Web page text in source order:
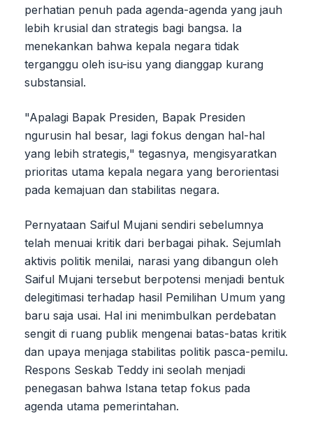
perhatian penuh pada agenda-agenda yang jauh
lebih krusial dan strategis bagi bangsa. Ia
menekankan bahwa kepala negara tidak
terganggu oleh isu-isu yang dianggap kurang
substansial.
"Apalagi Bapak Presiden, Bapak Presiden
ngurusin hal besar, lagi fokus dengan hal-hal
yang lebih strategis," tegasnya, mengisyaratkan
prioritas utama kepala negara yang berorientasi
pada kemajuan dan stabilitas negara.
Pernyataan Saiful Mujani sendiri sebelumnya
telah menuai kritik dari berbagai pihak. Sejumlah
aktivis politik menilai, narasi yang dibangun oleh
Saiful Mujani tersebut berpotensi menjadi bentuk
delegitimasi terhadap hasil Pemilihan Umum yang
baru saja usai. Hal ini menimbulkan perdebatan
sengit di ruang publik mengenai batas-batas kritik
dan upaya menjaga stabilitas politik pasca-pemilu.
Respons Seskab Teddy ini seolah menjadi
penegasan bahwa Istana tetap fokus pada
agenda utama pemerintahan.